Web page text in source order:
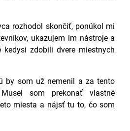
rozhodol skončiť, ponúkol mi
ukazujem im nástroje a
kedysi zdobili dvere miestnych
by som už nemenil a za tento
som prekonať vlastné
miesta a nájsť tu to, čo som